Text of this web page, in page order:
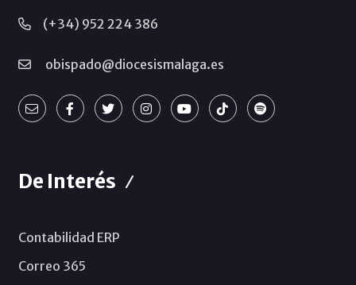
(+34) 952 224 386
obispado@diocesismalaga.es
De Interés
Contabilidad ERP
Correo 365